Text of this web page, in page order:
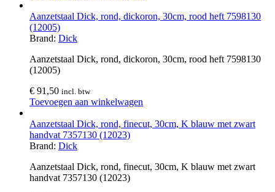
Aanzetstaal Dick, rond, dickoron, 30cm, rood heft 7598130
(12005)
Brand: Dick
Aanzetstaal Dick, rond, dickoron, 30cm, rood heft 7598130
(12005)
€ 91,50 incl. btw
Toevoegen aan winkelwagen
Aanzetstaal Dick, rond, finecut, 30cm, K blauw met zwart
handvat 7357130 (12023)
Brand: Dick
Aanzetstaal Dick, rond, finecut, 30cm, K blauw met zwart
handvat 7357130 (12023)